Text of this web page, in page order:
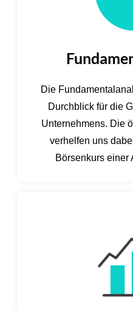
Die
Durchblick für die
Unternehmens. Die
verhelfen uns
Börsenkurs einer